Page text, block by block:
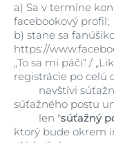
a) Sa v termíne
facebookový profil;
b) stane sa
https://
„To sa mi páči“ /
registrácie po celú
navštívi súťažný
súťažného postu
len "súťažný
ktorý bude okrem